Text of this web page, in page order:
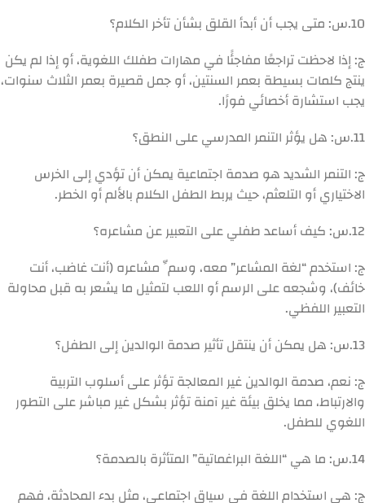
10.س: متى يجب أن أبدأ القلق بشأن تأخر الكلام؟
ج: إذا لاحظت تراجعًا مفاجئًا في مهارات طفلك اللغوية، أو إذا لم يكن
ينتج كلمات بسيطة بعمر السنتين، أو جمل قصيرة بعمر الثلاث سنوات،
يجب استشارة أخصائي فورًا.
11.س: هل يؤثر التنمر المدرسي على النطق؟
ج: التنمر الشديد هو صدمة اجتماعية يمكن أن تؤدي إلى الخرس
الاختياري أو التلعثم، حيث يربط الطفل الكلام بالألم أو الخطر.
12.س: كيف أساعد طفلي على التعبير عن مشاعره؟
ج: استخدم “لغة المشاعر” معه، وسمِّ مشاعره (أنت غاضب، أنت
خائف)، وشجعه على الرسم أو اللعب لتمثيل ما يشعر به قبل محاولة
التعبير اللفظي.
13.س: هل يمكن أن ينتقل تأثير صدمة الوالدين إلى الطفل؟
ج: نعم، صدمة الوالدين غير المعالجة تؤثر على أسلوب التربية
والارتباط، مما يخلق بيئة غير آمنة تؤثر بشكل غير مباشر على التطور
اللغوي للطفل.
14.س: ما هي “اللغة البراغماتية” المتأثرة بالصدمة؟
ج: هي استخدام اللغة في سياق اجتماعي، مثل بدء المحادثة، فهم